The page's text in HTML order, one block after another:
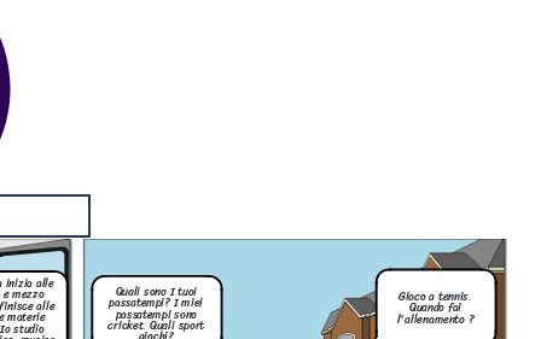
inizia alle
mezzo
alle
materie
studio
Gioco a tennis.
Quando fai
l'allenamento ?
Quali sono I tuoi
passatempi? I miei
passatempi sono
cricket. Quali sport